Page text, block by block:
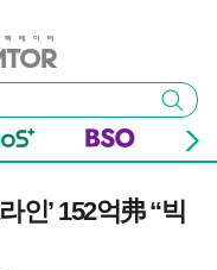
검색
인’ 152억弗 “빅